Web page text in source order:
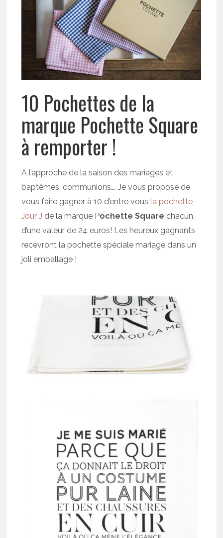
10 Pochettes de la
marque Pochette Square
à remporter !
A l’approche de la saison des mariages et
baptêmes, communions…. Je vous propose de
vous faire gagner à 10 d’entre vous la pochette
Jour J de la marque Pochette Square chacun,
d’une valeur de 24 euros! Les heureux gagnants
recevront la pochette spéciale mariage dans un
joli emballage !